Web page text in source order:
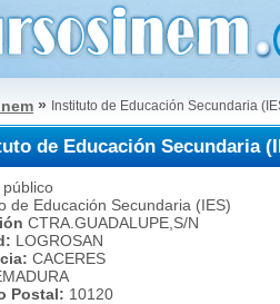
» Instituto de Educación Secundaria
de Educación Secundaria
de Educación Secundaria (IES)
CTRA.GUADALUPE,S/N
LOGROSAN
CACERES
Postal: 10120